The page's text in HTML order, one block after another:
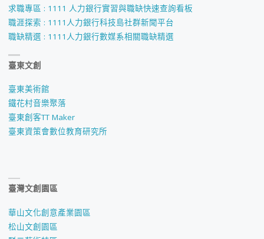
求職專區 : 1111 人力銀行實習與職缺快速查詢看板
職涯探索 : 1111人力銀行科技島社群新聞平台
職缺精選 : 1111人力銀行數媒系相關職缺精選
臺東文創
臺東美術館
鐵花村音樂聚落
臺東創客TT Maker
臺東資策會數位教育研究所
臺灣文創園區
華山文化創意產業園區
松山文創園區